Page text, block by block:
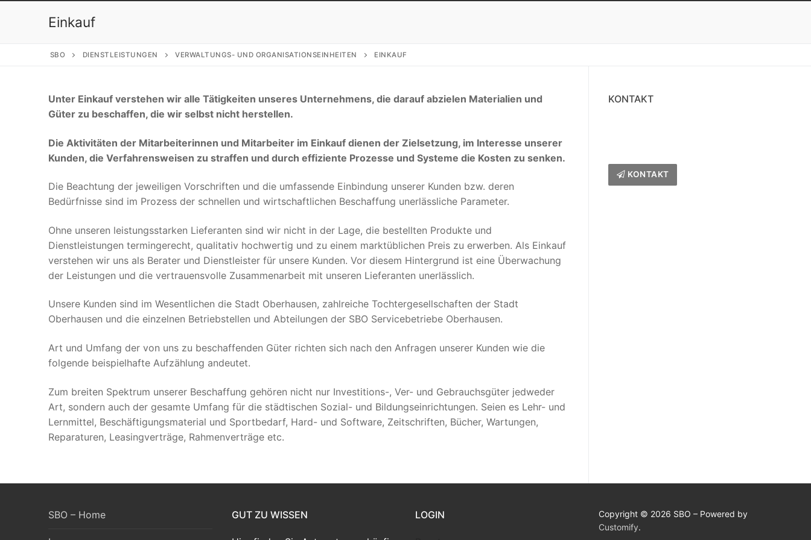
Einkauf
SBO DIENSTLEISTUNGEN VERWALTUNGS- UND ORGANISATIONSEINHEITEN EINKAUF
Unter Einkauf verstehen wir alle Tätigkeiten unseres Unternehmens, die darauf abzielen Materialien und
Güter zu beschaffen, die wir selbst nicht herstellen.
Die Aktivitäten der Mitarbeiterinnen und Mitarbeiter im Einkauf dienen der Zielsetzung, im Interesse unserer
Kunden, die Verfahrensweisen zu straffen und durch effiziente Prozesse und Systeme die Kosten zu senken.
Die Beachtung der jeweiligen Vorschriften und die umfassende Einbindung unserer Kunden bzw. deren
Bedürfnisse sind im Prozess der schnellen und wirtschaftlichen Beschaffung unerlässliche Parameter.
Ohne unseren leistungsstarken Lieferanten sind wir nicht in der Lage, die bestellten Produkte und
Dienstleistungen termingerecht, qualitativ hochwertig und zu einem marktüblichen Preis zu erwerben. Als Einkauf
verstehen wir uns als Berater und Dienstleister für unsere Kunden. Vor diesem Hintergrund ist eine Überwachung
der Leistungen und die vertrauensvolle Zusammenarbeit mit unseren Lieferanten unerlässlich.
Unsere Kunden sind im Wesentlichen die Stadt Oberhausen, zahlreiche Tochtergesellschaften der Stadt
Oberhausen und die einzelnen Betriebstellen und Abteilungen der SBO Servicebetriebe Oberhausen.
Art und Umfang der von uns zu beschaffenden Güter richten sich nach den Anfragen unserer Kunden wie die
folgende beispielhafte Aufzählung andeutet.
Zum breiten Spektrum unserer Beschaffung gehören nicht nur Investitions-, Ver- und Gebrauchsgüter jedweder
Art, sondern auch der gesamte Umfang für die städtischen Sozial- und Bildungseinrichtungen. Seien es Lehr- und
Lernmittel, Beschäftigungsmaterial und Sportbedarf, Hard- und Software, Zeitschriften, Bücher, Wartungen,
Reparaturen, Leasingverträge, Rahmenverträge etc.
KONTAKT
KONTAKT
SBO – Home GUT ZU WISSEN LOGIN
Copyright © 2026 SBO – Powered by
Customify.